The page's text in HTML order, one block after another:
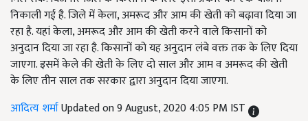
निकाली गई है. जिले में केला, अमरूद और आम की खेती को बढ़ावा दिया जा
रहा है. यहां केला, अमरूद और आम की खेती करने वाले किसानों को
अनुदान दिया जा रहा है. किसानों को यह अनुदान लंबे वक्त तक के लिए दिया
जाएगा. इसमें केले की खेती के लिए दो साल और आम व अमरूद की खेती
के लिए तीन साल तक सरकार द्वारा अनुदान दिया जाएगा.
आदित्य शर्माUpdated on 9 August, 2020 4:05 PM IST